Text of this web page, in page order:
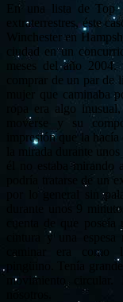
En una lista de
extraterrestres, éste
Winchester en
ciudad en un
meses del año 2004.
comprar de un par
mujer que
ropa era algo
moverse y su
impresión que la
la mirada durante
él no estaba
podría tratarse de un
por lo general sin
durante unos 9
cuenta de que
cintura y una
caminar era
Tenía
movimiento circular.
nosotros.